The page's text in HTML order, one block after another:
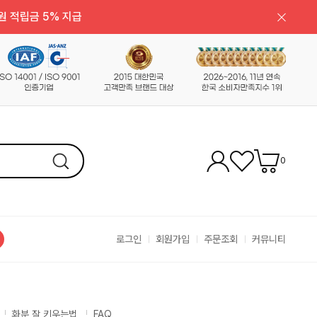
적립금 5% 지급
0
로그인 회원가입 주문조회 커뮤니티
화분 잘 키우는법 FAQ